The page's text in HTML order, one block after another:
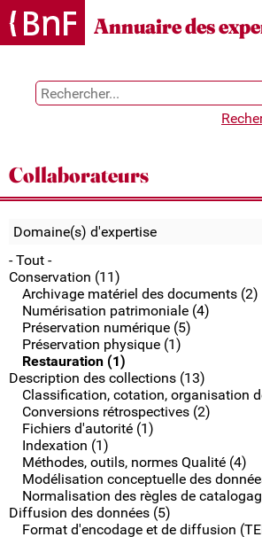
Gestion des cookies
Annuaire des
Collaborateurs
Domaine(s) d'expertise
- Tout -
Conservation (11)
Archivage matériel des documents (2)
Numérisation patrimoniale (4)
Préservation numérique (5)
Préservation physique (1)
Restauration (1)
Description des collections (13)
Classification, cotation, organisation
Conversions rétrospectives (2)
Fichiers d'autorité (1)
Indexation (1)
Méthodes, outils, normes Qualité (4)
Modélisation conceptuelle des
Normalisation des règles de
Diffusion des données (5)
Format d'encodage et de diffusion